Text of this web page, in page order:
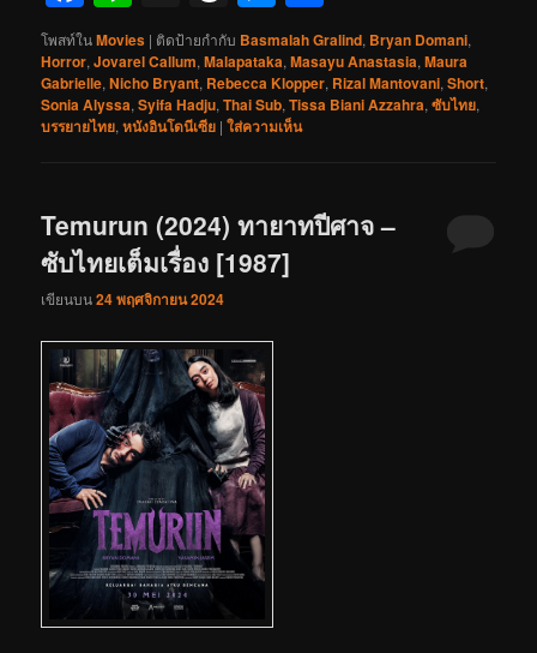
โพสท์ในMovies | ติดป้ายกำกับ Basmalah Gralind, Bryan Domani,
Horror,Jovarel Callum,Malapataka,Masayu Anastasia,Maura
Gabrielle,Nicho Bryant, Rebecca Klopper, Rizal Mantovani,Short,
Sonia Alyssa,Syifa Hadju,Thai Sub,Tissa Biani Azzahra,ซับไทย,
บรรยายไทย,หนังอินโดนีเซีย |ใส่ความเห็น
Temurun (2024) ทายาทปีศาจ –
ซับไทยเต็มเรื่อง [1987]
เขียนบน24 พฤศจิกายน 2024